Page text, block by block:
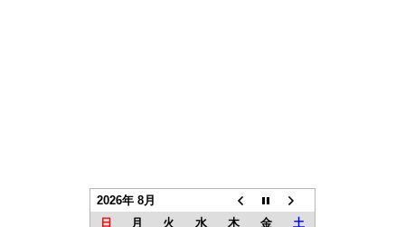
2026年 8月
日
月 火 水 木 金 土